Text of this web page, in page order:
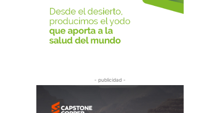
- publicidad -